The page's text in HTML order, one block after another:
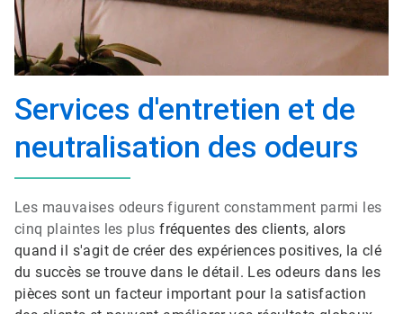
Services d'entretien et de
neutralisation des odeurs
Les mauvaises odeurs figurent constamment parmi les
cinq plaintes les plusfréquentes des clients, alors
quand il s'agit de créer des expériences positives, la clé
du succès se trouve dans le détail. Les odeurs dans les
pièces sont un facteur important pour la satisfaction